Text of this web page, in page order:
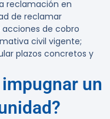
reclamación en
de reclamar
de cobro
civil vigente;
plazos concretos y
un